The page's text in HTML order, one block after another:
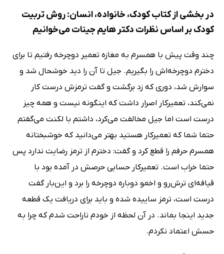
در بخشی از کتاب کودک، خانواده، انسان: روش تربیت
کودک بر اساس نظرات دکتر هایم جینات می‌خوانیم
چند وقت پیش با همسرم به مغازه تعمیر دوچرخه رفتیم تا برای
دخترم دوچرخه‌اش را بگیریم. جیل تا آن را دید خوشحال شد و
سوارش شد، دوری که زد برگشت و گفت ترمزش درست کار
نمی‌کند، تعمیرکار اصرار داشت که اینگونه نیست و همه چیز
درست است اما جیل مخالفت می‌کرد، داشتم با لکنت می‌گفتم
حتما شما که تعمیرکار هستید بهتر می‌دانید که خوشبختانه
همسرم حرفم را قطع کرد و گفت: دخترم از ترمز رضایت ندارد پس
حتما خراب است. تعمیرکار حسابی حرصش در آمده بود با
قیافه‌ای ترش‌رو و اخمو دوباره دوچرخه را برد و این‌بار گفت
درست است، ترمز ساییده شده و باید برای دریافت یک قطعه
جدید اینجا بماند. در آن لحظه از خودم ناراحت شدم که چرا به
حسش اعتماد نکردم.